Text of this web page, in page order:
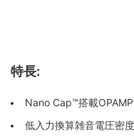
特長:
Nano Cap™搭載OPAMP
低入力換算雑音電圧密度